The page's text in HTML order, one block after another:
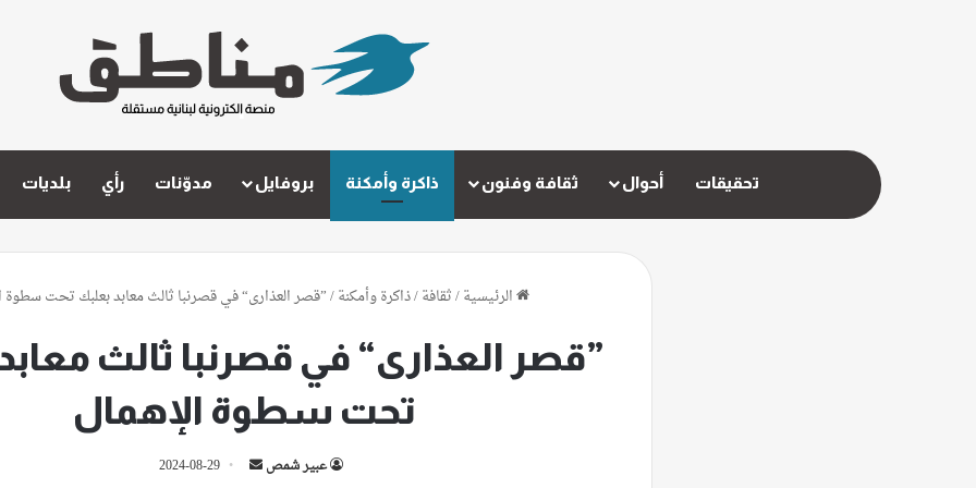
تحقيقات أحوال ثقافة وفنون ذاكرة وأمكنة بروفايل مدوّنات رأي بلديات
الرئيسية/ثقافة/ذاكرة وأمكنة/”قصر العذارى“ في قصرنبا ثالث معابد بعلبك تحت سطوة
”قصر العذارى“ في قصرنبا ثالث
تحت سطوة الإهمال
عبير شمص
أرسل 2024-08-29